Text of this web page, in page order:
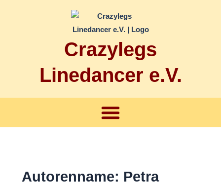
Crazylegs
Linedancer e.V.
Menü
Autorenname: Petra